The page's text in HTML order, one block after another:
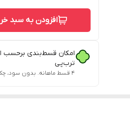
افزودن به سبد
امکان قسط‌بندی برحسب
ترب‌پی
۴ قسط ماهانه. بدون سود، چک و ضامن.